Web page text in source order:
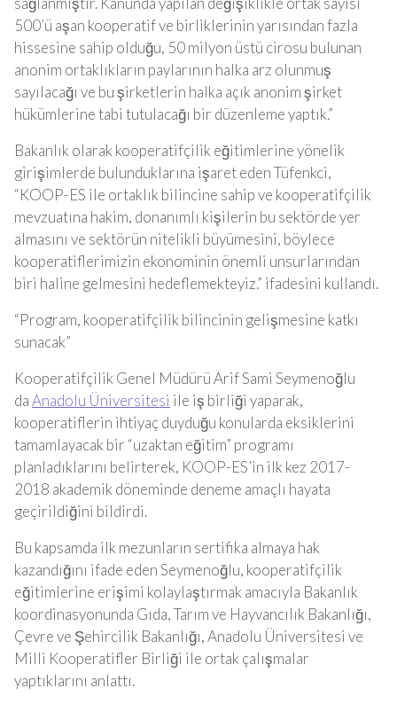
500’ü aşan kooperatif ve birliklerinin yarısından fazla
hissesine sahip olduğu, 50 milyon üstü cirosu bulunan
anonim ortaklıkların paylarının halka arz olunmuş
sayılacağı ve bu şirketlerin halka açık anonim şirket
hükümlerine tabi tutulacağı bir düzenleme yaptık.”
Bakanlık olarak kooperatifçilik eğitimlerine yönelik
girişimlerde bulunduklarına işaret eden Tüfenkci,
“KOOP-ES ile ortaklık bilincine sahip ve kooperatifçilik
mevzuatına hakim, donanımlı kişilerin bu sektörde yer
almasını ve sektörün nitelikli büyümesini, böylece
kooperatiflerimizin ekonominin önemli unsurlarından
biri haline gelmesini hedeflemekteyiz.” ifadesini kullandı.
“Program, kooperatifçilik bilincinin gelişmesine katkı
sunacak”
Kooperatifçilik Genel Müdürü Arif Sami Seymenoğlu
daAnadolu Üniversitesi ile iş birliği yaparak,
kooperatiflerin ihtiyaç duyduğu konularda eksiklerini
tamamlayacak bir “uzaktan eğitim” programı
planladıklarını belirterek, KOOP-ES’in ilk kez 2017-
2018 akademik döneminde deneme amaçlı hayata
geçirildiğini bildirdi.
Bu kapsamda ilk mezunların sertifika almaya hak
kazandığını ifade eden Seymenoğlu, kooperatifçilik
eğitimlerine erişimi kolaylaştırmak amacıyla Bakanlık
koordinasyonunda Gıda, Tarım ve Hayvancılık Bakanlığı,
Çevre ve Şehircilik Bakanlığı, Anadolu Üniversitesi ve
Milli Kooperatifler Birliği ile ortak çalışmalar
yaptıklarını anlattı.